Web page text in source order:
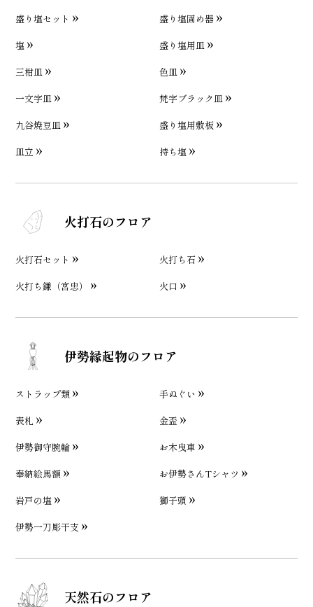
盛り塩セット
盛り塩固め器
塩
盛り塩用皿
三柑皿
色皿
一文字皿
梵字ブラック皿
九谷焼豆皿
盛り塩用敷板
皿立
持ち塩
火打石のフロア
火打石セット
火打ち石
火打ち鎌（宮忠）
火口
伊勢縁起物のフロア
ストラップ類
手ぬぐい
表札
金盃
伊勢御守腕輪
お木曳車
奉納絵馬額
お伊勢さんTシャツ
岩戸の塩
獅子頭
伊勢一刀彫干支
天然石のフロア